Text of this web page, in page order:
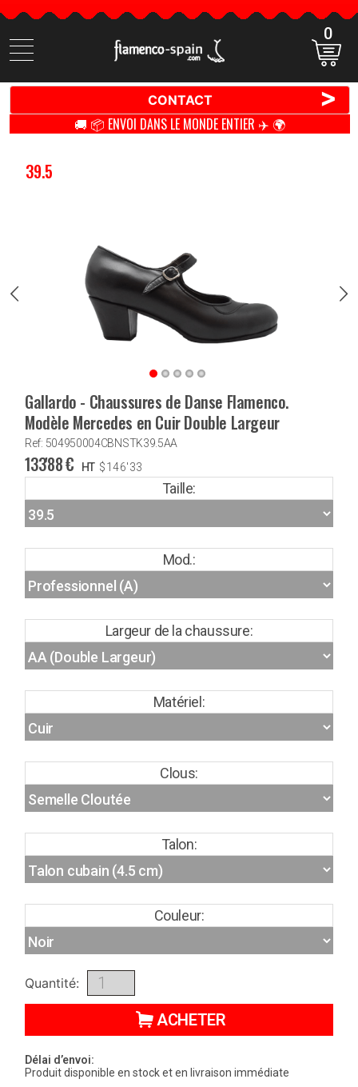
Cherchez
des
0
CONTACT >
🚚 📦 ENVOI DANS LE MONDE ENTIER ✈️ 🌍
39.5
Gallardo - Chaussures de Danse Flamenco.
Modèle Mercedes en Cuir Double Largeur
Ref: 504950004CBNSTK39.5AA
133'88€ HT $146'33
Taille:
Mod.:
Largeur de la chaussure:
Matériel:
Clous:
Talon:
Couleur:
Quantité:
ACHETER
Délai d’envoi:
Produit disponible en stock et en livraison immédiate